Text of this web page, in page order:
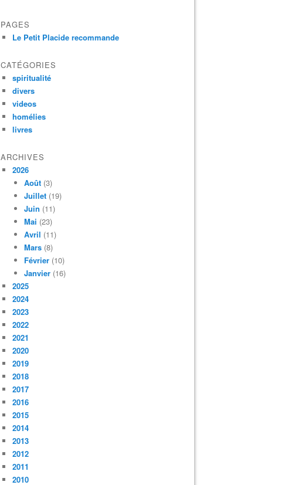
PAGES
Le Petit Placide recommande
CATÉGORIES
spiritualité
divers
videos
homélies
livres
ARCHIVES
2026
Août (3)
Juillet (19)
Juin (11)
Mai (23)
Avril (11)
Mars (8)
Février (10)
Janvier (16)
2025
2024
2023
2022
2021
2020
2019
2018
2017
2016
2015
2014
2013
2012
2011
2010